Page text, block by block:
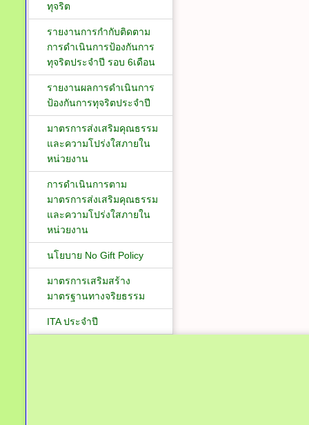
ทุจริต
รายงานการกำกับติดตาม
การดำเนินการป้องกันการ
ทุจริตประจำปี รอบ 6เดือน
รายงานผลการดำเนินการ
ป้องกันการทุจริตประจำปี
มาตรการส่งเสริมคุณธรรม
และความโปร่งใสภายใน
หน่วยงาน
การดำเนินการตาม
มาตรการส่งเสริมคุณธรรม
และความโปร่งใสภายใน
หน่วยงาน
นโยบาย No Gift Policy
มาตรการเสริมสร้าง
มาตรฐานทางจริยธรรม
ITA ประจำปี